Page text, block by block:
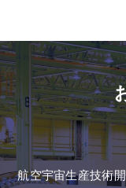
航空宇宙生産技術